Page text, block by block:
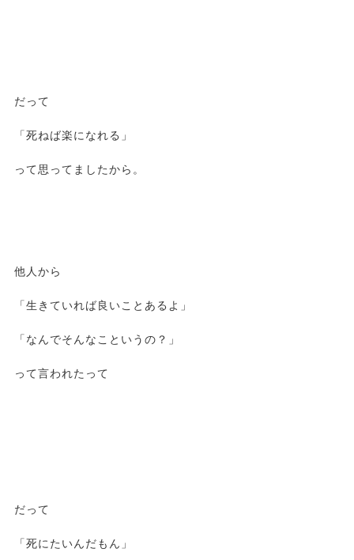
だって
「死ねば楽になれる」
って思ってましたから。
他人から
「生きていれば良いことあるよ」
「なんでそんなこというの？」
って言われたって
だって
「死にたいんだもん」